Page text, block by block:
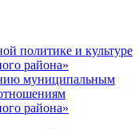
политике и культуре
района»
муниципальным
района»